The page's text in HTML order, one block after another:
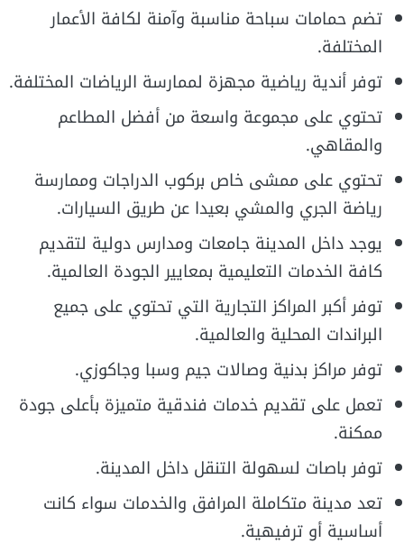
تضم حمامات سباحة مناسبة وآمنة لكافة الأعمار
المختلفة.
توفر أندية رياضية مجهزة لممارسة الرياضات المختلفة.
تحتوي على مجموعة واسعة من أفضل المطاعم
والمقاهي.
تحتوي على ممشى خاص بركوب الدراجات وممارسة
رياضة الجري والمشي بعيدا عن طريق السيارات.
يوجد داخل المدينة جامعات ومدارس دولية لتقديم
كافة الخدمات التعليمية بمعايير الجودة العالمية.
توفر أكبر المراكز التجارية التي تحتوي على جميع
البراندات المحلية والعالمية.
توفر مراكز بدنية وصالات جيم وسبا وجاكوزي.
تعمل على تقديم خدمات فندقية متميزة بأعلى جودة
ممكنة.
توفر باصات لسهولة التنقل داخل المدينة.
تعد مدينة متكاملة المرافق والخدمات سواء كانت
أساسية أو ترفيهية.